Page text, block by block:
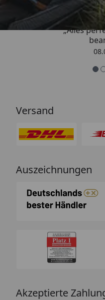
„Alles
Versand
Auszeichnungen
Akzeptierte